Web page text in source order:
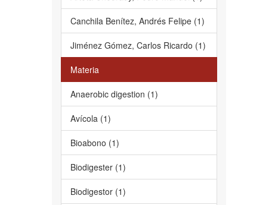
Canchila Benítez, Andrés Felipe (1)
Jiménez Gómez, Carlos Ricardo (1)
Materia
Anaerobic digestion (1)
Avícola (1)
Bioabono (1)
Biodigester (1)
Biodigestor (1)